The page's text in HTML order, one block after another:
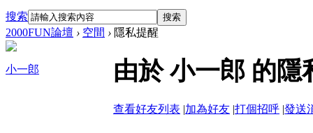
搜索 搜索
2000FUN論壇 › 空間 › 隱私提醒
小一郎 由於 小一郎 的
查看好友列表 |加為好友 |打個招呼 |發送